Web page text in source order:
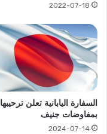
2022-07-18
السفارة اليابانية تعلن ترحيبها
بمفاوضات جنيف
2024-07-14